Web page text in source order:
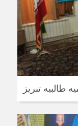
طالبیه تبریز